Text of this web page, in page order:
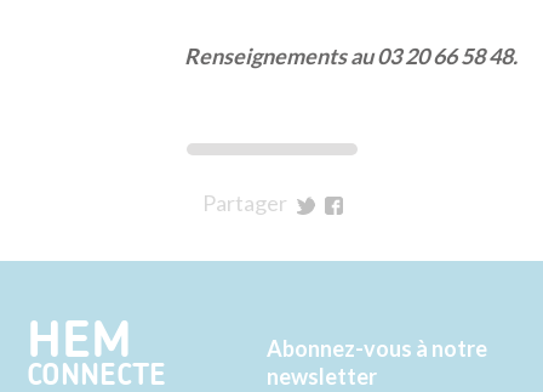
Renseignements au 03 20 66 58 48.
Partager
Twitter
Facebook
HEM
CONNECTE
Abonnez-vous à notre
newsletter